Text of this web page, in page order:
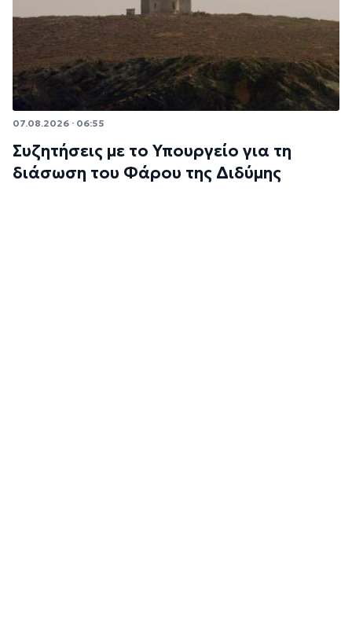
07.08.2026 · 06:55
Συζητήσεις με το Υπουργείο για τη
διάσωση του Φάρου της Διδύμης